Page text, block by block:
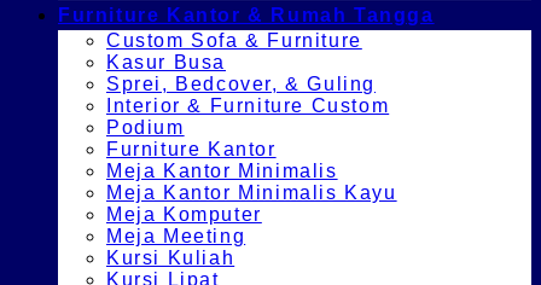
Furniture Kantor & Rumah Tangga
Custom Sofa & Furniture
Kasur Busa
Sprei, Bedcover, & Guling
Interior & Furniture Custom
Podium
Furniture Kantor
Meja Kantor Minimalis
Meja Kantor Minimalis Kayu
Meja Komputer
Meja Meeting
Kursi Kuliah
Kursi Lipat